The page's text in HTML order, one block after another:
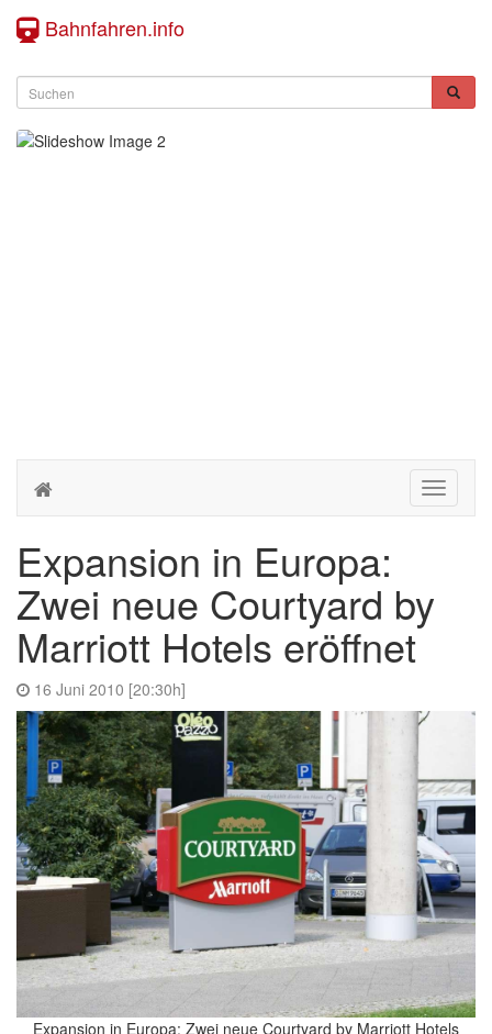
Bahnfahren.info
Toggle
Expansion in Europa:
Zwei neue Courtyard by
Marriott Hotels eröffnet
16 Juni 2010 [20:30h]
Expansion in Europa: Zwei neue Courtyard by Marriott Hotels